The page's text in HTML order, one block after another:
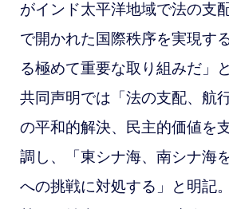
がインド太平洋地域で法の支
で開かれた国際秩序を実現す
る極めて重要な取り組みだ」
共同声明では「法の支配、航
の平和的解決、民主的価値を
調し、「東シナ海、南シナ海
への挑戦に対処する」と明記